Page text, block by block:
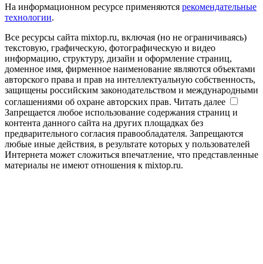
На информационном ресурсе применяются рекомендательные
технологии.
Все ресурсы сайта mixtop.ru, включая (но не ограничиваясь)
текстовую, графическую, фотографическую и видео
информацию, структуру, дизайн и оформление страниц,
доменное имя, фирменное наименование являются объектами
авторского права и прав на интеллектуальную собственность,
защищены российским законодательством и международными
соглашениями об охране авторских прав. Читать далее
Запрещается любое использование содержания страниц и
контента данного сайта на других площадках без
предварительного согласия правообладателя. Запрещаются
любые иные действия, в результате которых у пользователей
Интернета может сложиться впечатление, что представленные
материалы не имеют отношения к mixtop.ru.